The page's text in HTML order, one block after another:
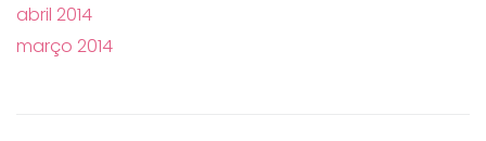
abril 2014
março 2014